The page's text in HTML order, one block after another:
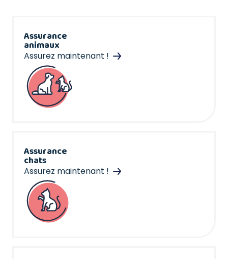
Assurance
animaux
Assurez maintenant !
Assurance
chats
Assurez maintenant !